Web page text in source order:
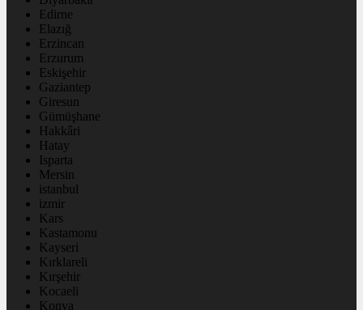
Edirne
Elazığ
Erzincan
Erzurum
Eskişehir
Gaziantep
Giresun
Gümüşhane
Hakkâri
Hatay
Isparta
Mersin
istanbul
izmir
Kars
Kastamonu
Kayseri
Kırklareli
Kırşehir
Kocaeli
Konya